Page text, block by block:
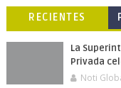
RECIENTES
La
Privada
Noti